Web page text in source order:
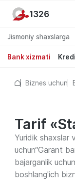
Jismoniy shaxslarga
Bank xizmati
1326
Biznes uchun
Tarif
Yuridik shaxslar
uchun“Garant
bajarganlik
boshlang'ich